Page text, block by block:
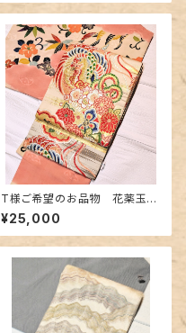
T様ご希望のお品物 花薬玉と
鳳凰柄のアンティーク丸帯
¥25,000